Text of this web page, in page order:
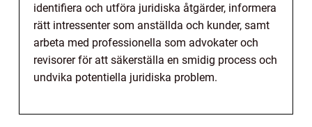
identifiera och utföra juridiska åtgärder, informera
rätt intressenter som anställda och kunder, samt
arbeta med professionella som advokater och
revisorer för att säkerställa en smidig process och
undvika potentiella juridiska problem.